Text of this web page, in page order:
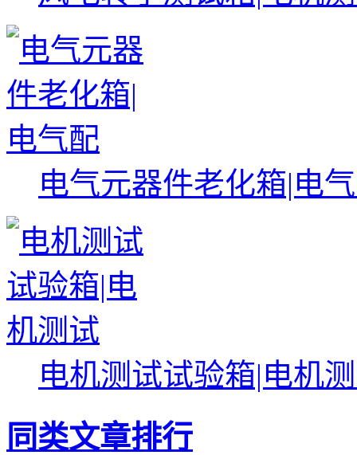
电气元器件老化箱|电
电机测试试验箱|电机
同类文章排行